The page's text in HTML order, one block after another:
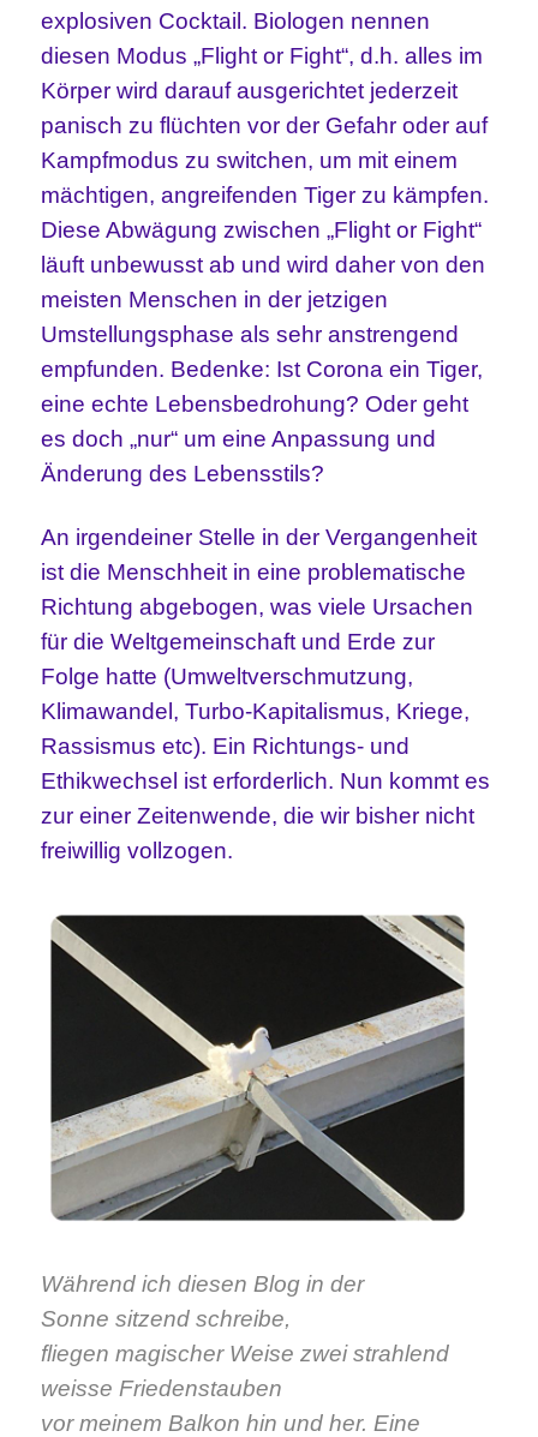
explosiven Cocktail. Biologen nennen
diesen Modus „Flight or Fight“, d.h. alles im
Körper wird darauf ausgerichtet jederzeit
panisch zu flüchten vor der Gefahr oder auf
Kampfmodus zu switchen, um mit einem
mächtigen, angreifenden Tiger zu kämpfen.
Diese Abwägung zwischen „Flight or Fight“
läuft unbewusst ab und wird daher von den
meisten Menschen in der jetzigen
Umstellungsphase als sehr anstrengend
empfunden. Bedenke: Ist Corona ein Tiger,
eine echte Lebensbedrohung? Oder geht
es doch „nur“ um eine Anpassung und
Änderung des Lebensstils?
An irgendeiner Stelle in der Vergangenheit
ist die Menschheit in eine problematische
Richtung abgebogen, was viele Ursachen
für die Weltgemeinschaft und Erde zur
Folge hatte (Umweltverschmutzung,
Klimawandel, Turbo-Kapitalismus, Kriege,
Rassismus etc). Ein Richtungs- und
Ethikwechsel ist erforderlich. Nun kommt es
zur einer Zeitenwende, die wir bisher nicht
freiwillig vollzogen.
Während ich diesen Blog in der
Sonnesitzend schreibe,
fliegen magischer Weise zwei strahlend
weisse Friedenstauben
vor meinem Balkon hin und her. Eine